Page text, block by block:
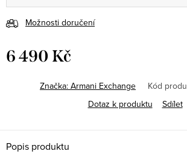
Možnosti doručení
6 490 Kč
Značka: Armani Exchange Kód
Dotaz k produktu
Sdílet
Popis produktu